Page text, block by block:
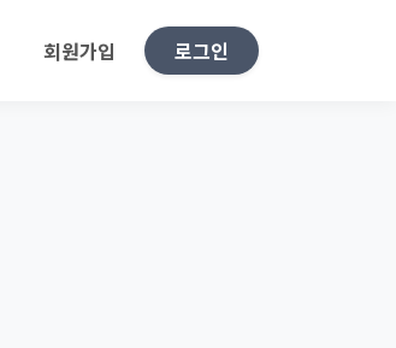
회원가입 로그인